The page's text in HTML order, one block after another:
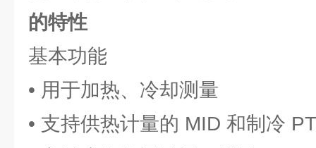
的特性
基本功能
• 用于加热、冷却测量
• 支持供热计量的 MID 和制冷